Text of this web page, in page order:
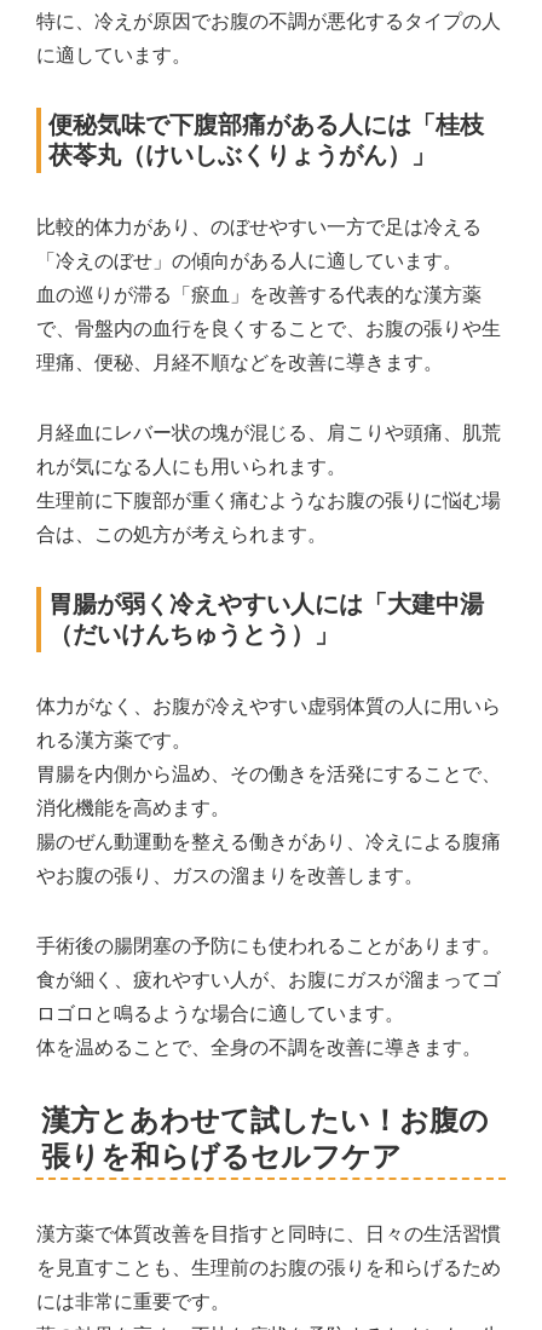
特に、冷えが原因でお腹の不調が悪化するタイプの人
に適しています。
便秘気味で下腹部痛がある人には「桂枝
茯苓丸（けいしぶくりょうがん）」
比較的体力があり、のぼせやすい一方で足は冷える
「冷えのぼせ」の傾向がある人に適しています。
血の巡りが滞る「瘀血」を改善する代表的な漢方薬
で、骨盤内の血行を良くすることで、お腹の張りや生
理痛、便秘、月経不順などを改善に導きます。
月経血にレバー状の塊が混じる、肩こりや頭痛、肌荒
れが気になる人にも用いられます。
生理前に下腹部が重く痛むようなお腹の張りに悩む場
合は、この処方が考えられます。
胃腸が弱く冷えやすい人には「大建中湯
（だいけんちゅうとう）」
体力がなく、お腹が冷えやすい虚弱体質の人に用いら
れる漢方薬です。
胃腸を内側から温め、その働きを活発にすることで、
消化機能を高めます。
腸のぜん動運動を整える働きがあり、冷えによる腹痛
やお腹の張り、ガスの溜まりを改善します。
手術後の腸閉塞の予防にも使われることがあります。
食が細く、疲れやすい人が、お腹にガスが溜まってゴ
ロゴロと鳴るような場合に適しています。
体を温めることで、全身の不調を改善に導きます。
漢方とあわせて試したい！お腹の
張りを和らげるセルフケア
漢方薬で体質改善を目指すと同時に、日々の生活習慣
を見直すことも、生理前のお腹の張りを和らげるため
には非常に重要です。